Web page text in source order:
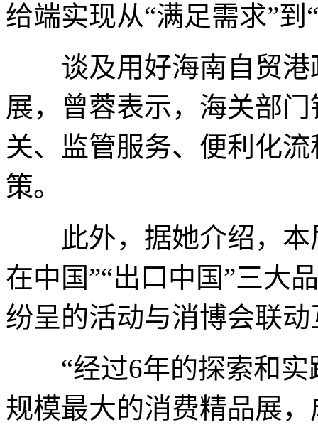
给端实现从“满足需求”
谈及用好海南自贸港
展，曾蓉表示，海关部
关、监管服务、便利化
策。
此外，据她介绍，本
在中国”“出口中国”三大
纷呈的活动与消博会联动
“经过6年的探索和实
规模最大的消费精品展